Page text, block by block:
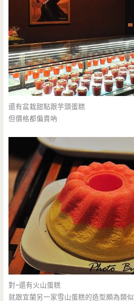
還有盆栽甜點跟芋頭蛋糕
但價格都偏貴吶
對~還有火山蛋糕
就跟宜蘭另一家雪山蛋糕的造型頗為類似